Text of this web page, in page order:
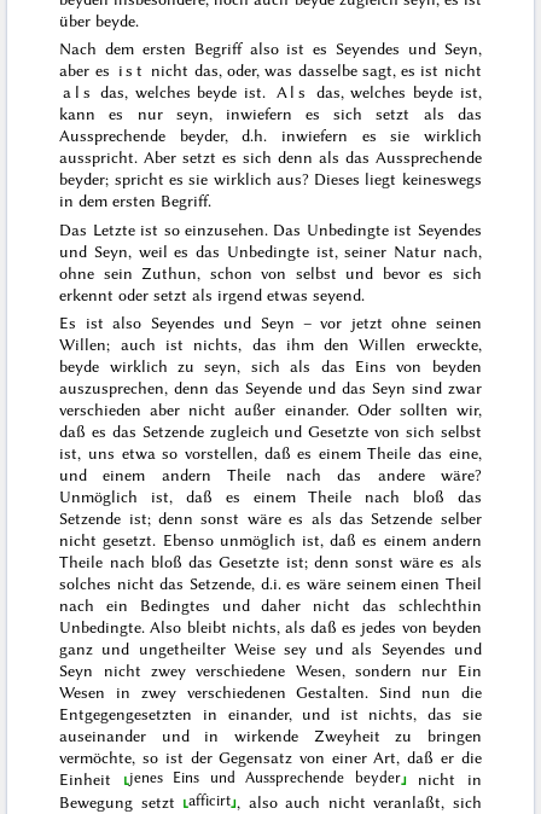
über beyde.
Nach dem ersten Begriff also ist es Seyendes und Seyn,
aber es ist nicht das, oder, was dasselbe sagt, es ist nicht
als das, welches beyde ist. Als
das, welches beyde ist,
kann es nur seyn, inwiefern es sich setzt als das
Aussprechende beyder, d.h. inwiefern es sie wirklich
ausspricht. Aber setzt es sich denn als das Aussprechende
beyder; spricht es sie wirklich aus? Dieses liegt keineswegs
in dem ersten Begriff.
Das Letzte ist so einzusehen. Das Unbedingte ist Seyendes
und Seyn, weil es das Unbedingte ist, seiner Natur nach,
ohne sein Zuthun, schon von selbst und bevor es sich
erkennt oder setzt als irgend etwas seyend.
Es ist also Seyendes und Seyn – vor jetzt ohne seinen
Willen; auch ist nichts, das ihm den Willen erweckte,
beyde wirklich zu seyn, sich als das Eins von beyden
auszusprechen, denn das Seyende und das Seyn sind zwar
verschieden aber nicht außer einander. Oder sollten wir,
daß es das Setzende zugleich und Gesetzte von sich selbst
ist, uns etwa so vorstellen, daß es einem Theile das eine,
und einem andern Theile nach das andere wäre?
Unmöglich ist, daß es einem Theile nach bloß das
Setzende ist; denn sonst wäre es als das Setzende selber
nicht gesetzt. Ebenso unmöglich ist, daß es einem andern
Theile nach bloßdas Gesetzte ist; denn sonst wäre es als
solches nicht das Setzende, d.i. es wäre seinem einen Theil
nach ein Bedingtes und daher nicht das schlechthin
Unbedingte. Also bleibt nichts, als daß es jedes von beyden
ganz und ungetheilter Weise sey und als Seyendes und
Seyn nicht zwey verschiedene Wesen, sondern nur Ein
Wesen in zwey verschiedenen Gestalten. Sind nun die
Entgegengesetzten in einander, und ist nichts, das sie
auseinander und in wirkende Zweyheit zu bringen
vermöchte, so ist der Gegensatz von einer Art,daß er die
Einheit
jenes Eins und Aussprechende beyder nicht in
Bewegung setzt afficirt , also auch nicht veranlaßt, sich